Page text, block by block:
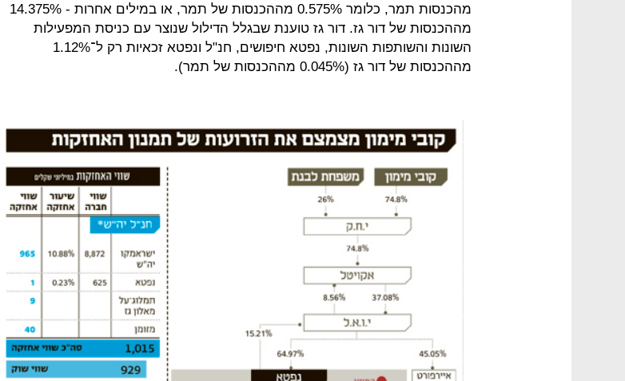
מהכנסות תמר, כלומר 0.575% מההכנסות של תמר, או במילים אחרות - 14.375%
מההכנסות של דור גז. דור גז טוענת שבגלל הדילול שנוצר עם כניסת המפעילות
השונות והשותפות השונות, נפטא חיפושים, חנ"ל ונפטא זכאיות רק ל־1.12%
מההכנסות של דור גז (0.045% מההכנסות של תמר).